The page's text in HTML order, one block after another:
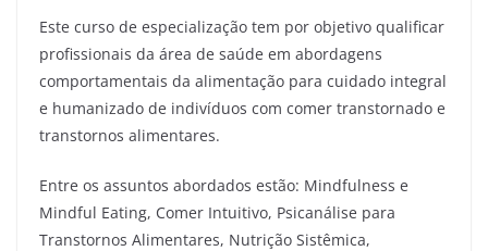
Este curso de especialização tem por objetivo qualificar
profissionais da área de saúde em abordagens
comportamentais da alimentação para cuidado integral
e humanizado de indivíduos com comer transtornado e
transtornos alimentares.
Entre os assuntos abordados estão: Mindfulness e
Mindful Eating, Comer Intuitivo, Psicanálise para
Transtornos Alimentares, Nutrição Sistêmica,